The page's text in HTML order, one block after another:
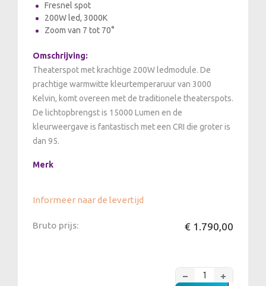
Fresnel spot
200W led, 3000K
Zoom van 7 tot 70°
Omschrijving:
Theaterspot met krachtige 200W ledmodule. De
prachtige warmwitte kleurtemperaruur van 3000
Kelvin, komt overeen met de traditionele theaterspots.
De lichtopbrengst is 15000 Lumen en de
kleurweergave is fantastisch met een CRI die groter is
dan 95.
Merk
Informeer naar de levertijd
Bruto prijs: € 1.790,00